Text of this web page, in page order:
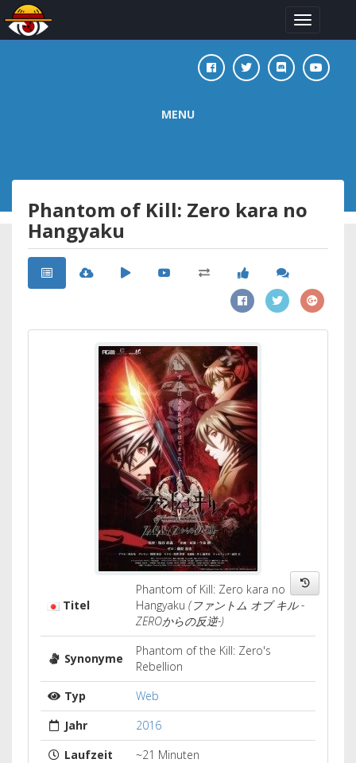
Toggle
navigation
MENU
Phantom of Kill: Zero kara no
Hangyaku
Titel
Phantom of Kill: Zero kara no
Hangyaku (ファントム オブ キル -
ZEROからの反逆-)
Synonyme
Phantom of the Kill: Zero's
Rebellion
Typ
Web
Jahr
2016
Laufzeit
~21 Minuten